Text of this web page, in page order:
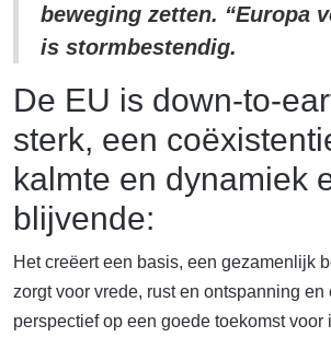
beweging zetten. “Europa
is stormbestendig.
De EU is down-to-
sterk, een
kalmte en dynamiek
blijvende:
Het creëert een basis, een gezamenlijk
zorgt voor vrede, rust en ontspanning
perspectief op een goede toekomst voor